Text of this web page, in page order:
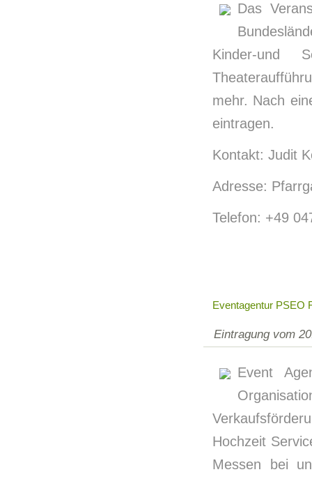
Das
Kinder-und
mehr. Nach
eintragen.
Kontakt: Judit
Adresse:
Telefon: +49
Eventagentur PSEO
Eintragung vom
Event
Hochzeit
Messen bei